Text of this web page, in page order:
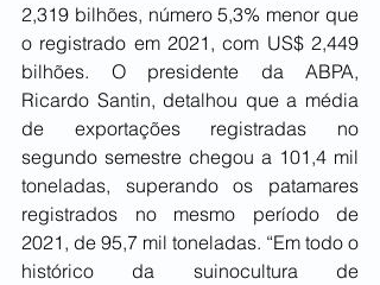
2,319 bilhões, número 5,3% menor que
o registrado em 2021, com US$ 2,449
bilhões. O presidente da ABPA,
Ricardo Santin, detalhou que a média
de exportações registradas no
segundo semestre chegou a 101,4 mil
toneladas, superando os patamares
registrados no mesmo período de
2021, de 95,7 mil toneladas. “Em todo o
histórico da suinocultura de